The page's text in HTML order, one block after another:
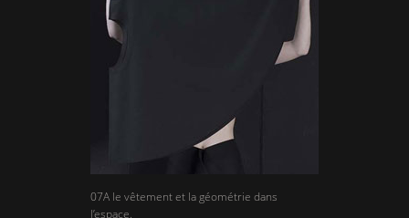
07A le vêtement et la géométrie dans
l’espace.